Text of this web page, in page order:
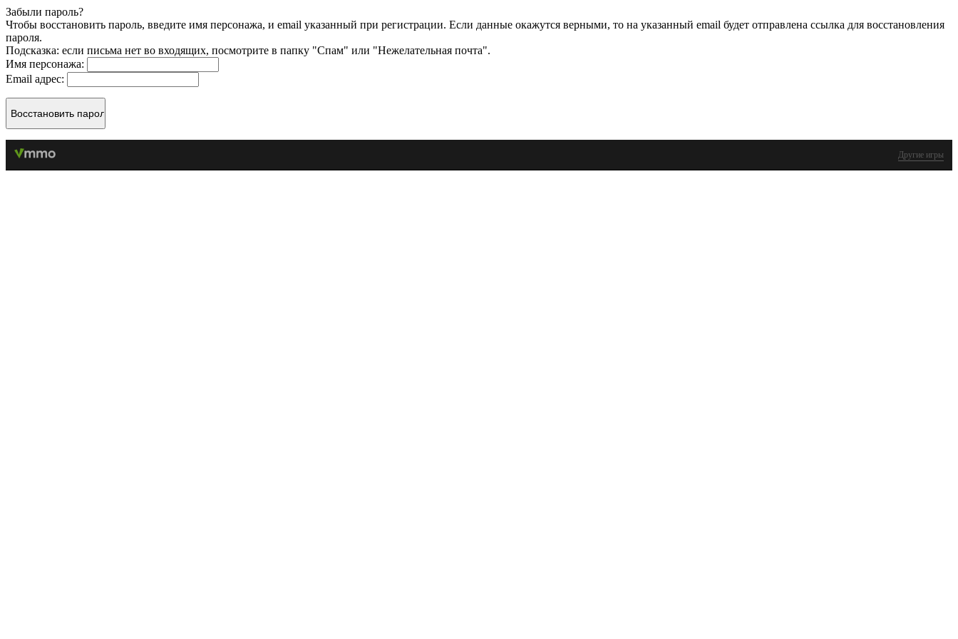
Забыли пароль?
Чтобы восстановить пароль, введите имя персонажа, и email указанный при регистрации. Если данные окажутся верными, то на указанный email будет отправлена ссылка для восстановления
пароля.
Подсказка: если письма нет во входящих, посмотрите в папку "Спам" или "Нежелательная почта".
Имя персонажа:
Email адрес:
Другие игры